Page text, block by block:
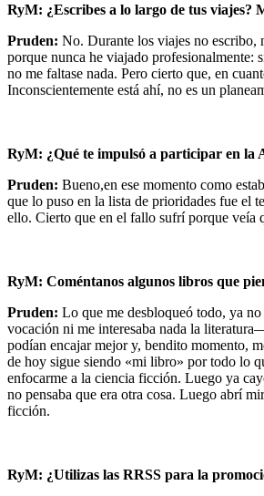
RyM: ¿Escribes a lo largo de tus viajes?
Pruden: No. Durante los viajes no escribo,
porque nunca he viajado profesionalmente:
no me faltase nada. Pero cierto que, en
Inconscientemente está ahí, no es un
RyM: ¿Qué te impulsó a participar en la
Pruden: Bueno,en ese momento como
que lo puso en la lista de prioridades fue el
ello. Cierto que en el fallo sufrí porque veía
RyM: Coméntanos algunos libros que
Pruden: Lo que me desbloqueó todo, ya
vocación ni me interesaba nada la
podían encajar mejor y, bendito momento,
de hoy sigue siendo «mi libro» por todo lo
enfocarme a la ciencia ficción. Luego ya
no pensaba que era otra cosa. Luego abrí
ficción.
RyM: ¿Utilizas las RRSS para la